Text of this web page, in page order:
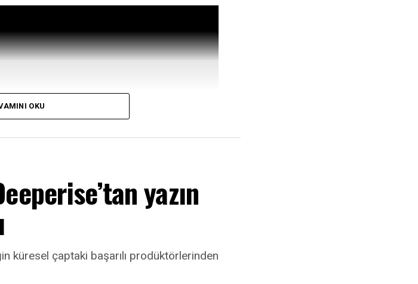
OKU
yazın
küresel çaptaki başarılı prodüktörlerinden